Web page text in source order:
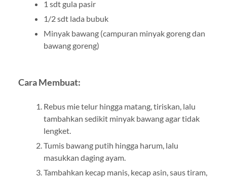
1 sdt gula pasir
1/2 sdt lada bubuk
Minyak bawang (campuran minyak goreng dan
bawang goreng)
Cara Membuat:
Rebus mie telur hingga matang, tiriskan, lalu
tambahkan sedikit minyak bawang agar tidak
lengket.
Tumis bawang putih hingga harum, lalu
masukkan daging ayam.
Tambahkan kecap manis, kecap asin, saus tiram,